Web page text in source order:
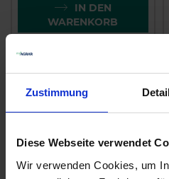
Zustimmung
Diese Webseite verwendet
Wir verwenden Cookies, um
IN DEN
WARENKORB